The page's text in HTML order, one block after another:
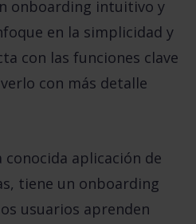
onboarding intuitivo y
en la simplicidad y
con las funciones clave
con más detalle
conocida aplicación de
tiene un onboarding
usuarios aprenden